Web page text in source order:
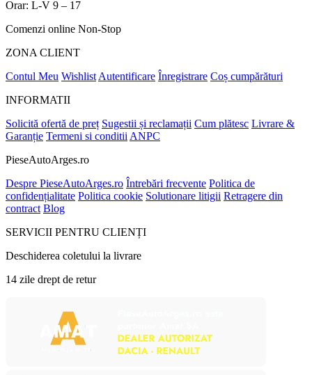
Orar: L-V 9 – 17
Comenzi online Non-Stop
ZONA CLIENT
Contul Meu Wishlist Autentificare Înregistrare Coș cumpărături
INFORMATII
Solicită ofertă de preț Sugestii și reclamații Cum plătesc Livrare &
Garanție Termeni si conditii ANPC
PieseAutoArges.ro
Despre PieseAutoArges.ro Întrebări frecvente Politica de
confidențialitate Politica cookie Solutionare litigii Retragere din
contract Blog
SERVICII PENTRU CLIENȚI
Deschiderea coletului la livrare
14 zile drept de retur